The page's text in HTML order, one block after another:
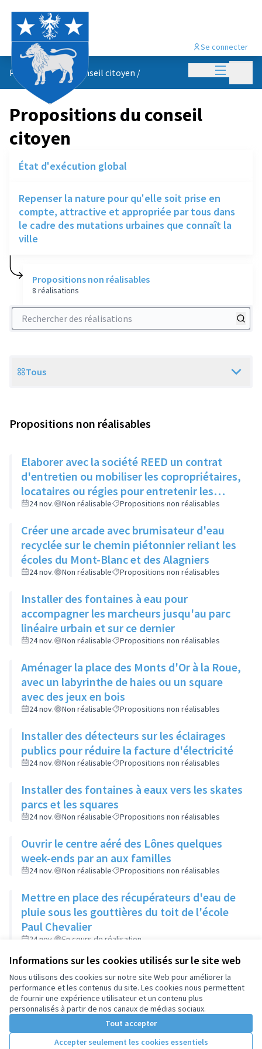
Informations sur les cookies utilisés sur le site web
Nous utilisons des cookies sur notre site Web pour améliorer la
performance et les contenus du site. Les cookies nous permettent
de fournir une expérience utilisateur et un contenu plus
personnalisés à partir de nos canaux de médias sociaux.
Tout accepter
Accepter seulement les cookies essentiels
Menu
Se connecter
Propositions du conseil citoyen /
Propositions du conseil
citoyen
État d'exécution global
Repenser la nature pour qu'elle soit prise en
compte, attractive et appropriée par tous dans
le cadre des mutations urbaines que connaît la
ville
Propositions non réalisables
8 réalisations
Rechercher des réalisations
Scope
Tous
Propositions non réalisables
Elaborer avec la société REED un contrat
d'entretien ou mobiliser les copropriétaires,
locataires ou régies pour entretenir les
espaces verts entre bâtiments
24 nov. Non réalisable Propositions non réalisables
Créer une arcade avec brumisateur d'eau
recyclée sur le chemin piétonnier reliant les
écoles du Mont-Blanc et des Alagniers
24 nov. Non réalisable Propositions non réalisables
Installer des fontaines à eau pour
accompagner les marcheurs jusqu'au parc
linéaire urbain et sur ce dernier
24 nov. Non réalisable Propositions non réalisables
Aménager la place des Monts d'Or à la Roue,
avec un labyrinthe de haies ou un square
avec des jeux en bois
24 nov. Non réalisable Propositions non réalisables
Installer des détecteurs sur les éclairages
publics pour réduire la facture d'électricité
24 nov. Non réalisable Propositions non réalisables
Installer des fontaines à eaux vers les skates
parcs et les squares
24 nov. Non réalisable Propositions non réalisables
Ouvrir le centre aéré des Lônes quelques
week-ends par an aux familles
24 nov. Non réalisable Propositions non réalisables
Mettre en place des récupérateurs d'eau de
pluie sous les gouttières du toit de l'école
Paul Chevalier
24 nov.
En cours de réalisation